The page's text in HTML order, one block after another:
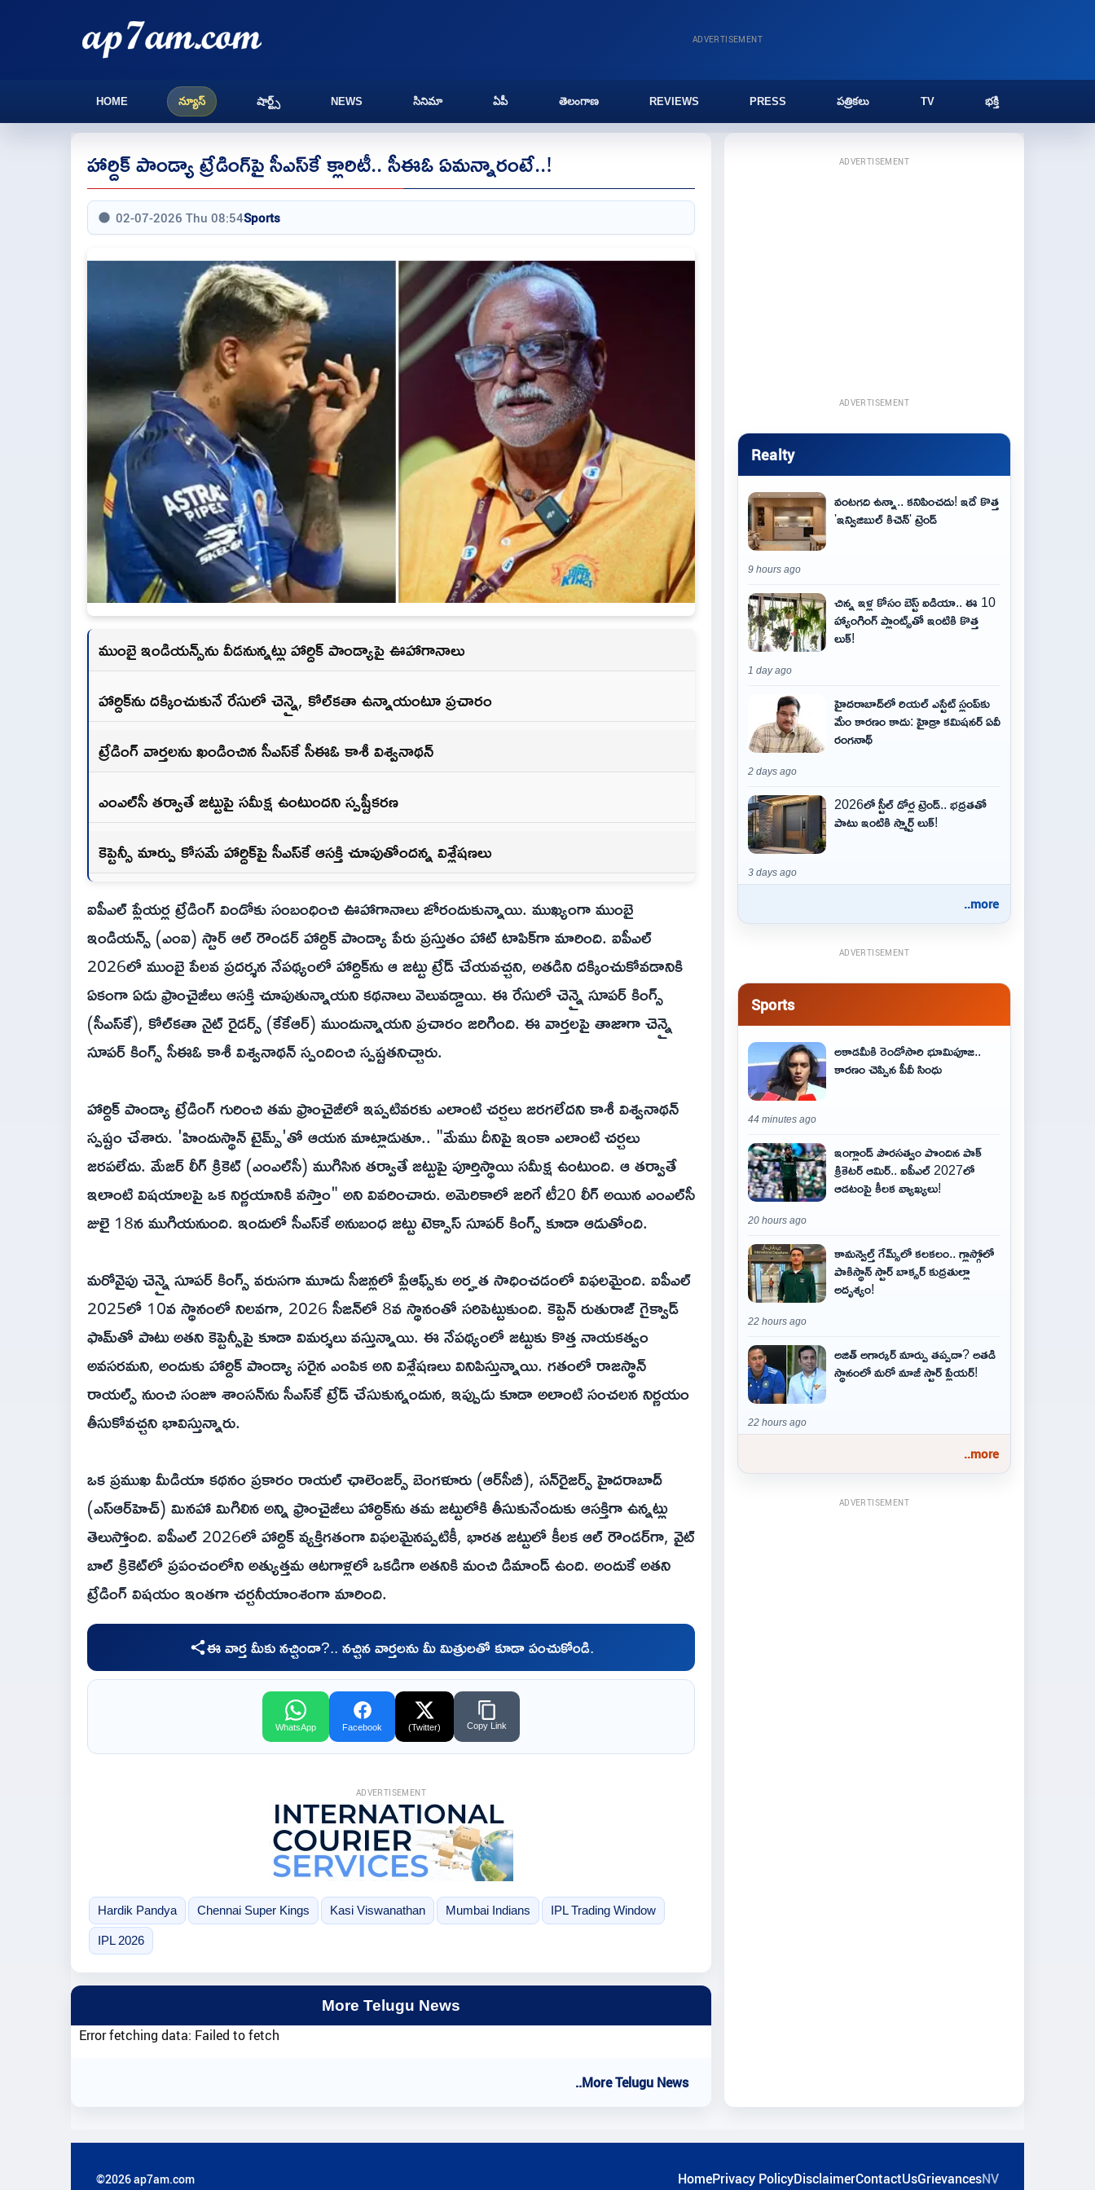
ADVERTISEMENT
HOME న్యూస్ షార్ట్స్ NEWS సినిమా ఏపీ తెలంగాణ REVIEWS PRESS పత్రికలు TV భక్తి
హార్దిక్ పాండ్యా ట్రేడింగ్‌పై సీఎస్‌కే క్లారిటీ.. సీఈఓ ఏమన్నారంటే..!
02-07-2026 Thu 08:54Sports
ముంబై ఇండియన్స్‌ను వీడనున్నట్లు హార్దిక్ పాండ్యాపై ఊహాగానాలు
హార్దిక్‌ను దక్కించుకునే రేసులో చెన్నై, కోల్‌కతా ఉన్నాయంటూ ప్రచారం
ట్రేడింగ్ వార్తలను ఖండించిన సీఎస్‌కే సీఈఓ కాశీ విశ్వనాథన్
ఎంఎల్‌సీ తర్వాతే జట్టుపై సమీక్ష ఉంటుందని స్పష్టీకరణ
కెప్టెన్సీ మార్పు కోసమే హార్దిక్‌పై సీఎస్‌కే ఆసక్తి చూపుతోందన్న విశ్లేషణలు
ఐపీఎల్ ప్లేయర్ల ట్రేడింగ్ విండోకు సంబంధించి ఊహాగానాలు జోరందుకున్నాయి. ముఖ్యంగా ముంబై
ఇండియన్స్ (ఎంఐ) స్టార్ ఆల్ రౌండర్ హార్దిక్ పాండ్యా పేరు ప్రస్తుతం హాట్ టాపిక్‌గా మారింది. ఐపీఎల్
2026లో ముంబై పేలవ ప్రదర్శన నేపథ్యంలో హార్దిక్‌ను ఆ జట్టు ట్రేడ్ చేయవచ్చని, అతడిని దక్కించుకోవడానికి
ఏకంగా ఏడు ఫ్రాంచైజీలు ఆసక్తి చూపుతున్నాయని కథనాలు వెలువడ్డాయి. ఈ రేసులో చెన్నై సూపర్ కింగ్స్
(సీఎస్‌కే), కోల్‌కతా నైట్ రైడర్స్ (కేకేఆర్‌) ముందున్నాయని ప్రచారం జరిగింది. ఈ వార్తలపై తాజాగా చెన్నై
సూపర్ కింగ్స్ సీఈఓ కాశీ విశ్వనాథన్ స్పందించి స్పష్టతనిచ్చారు.
హార్దిక్ పాండ్యా ట్రేడింగ్ గురించి తమ ఫ్రాంచైజీలో ఇప్పటివరకు ఎలాంటి చర్చలు జరగలేదని కాశీ విశ్వనాథన్
స్ప‌ష్టం చేశారు. 'హిందుస్థాన్ టైమ్స్‌'తో ఆయన మాట్లాడుతూ.. "మేము దీనిపై ఇంకా ఎలాంటి చర్చలు
జరపలేదు. మేజర్ లీగ్ క్రికెట్ (ఎంఎల్‌సీ) ముగిసిన తర్వాతే జట్టుపై పూర్తిస్థాయి సమీక్ష ఉంటుంది. ఆ తర్వాతే
ఇలాంటి విషయాలపై ఒక నిర్ణయానికి వస్తాం" అని వివరించారు. అమెరికాలో జరిగే టీ20 లీగ్ అయిన ఎంఎల్‌సీ
జులై 18న ముగియనుంది. ఇందులో సీఎస్‌కే అనుబంధ జట్టు టెక్సాస్ సూపర్ కింగ్స్ కూడా ఆడుతోంది.
మరోవైపు చెన్నై సూపర్ కింగ్స్ వరుసగా మూడు సీజన్లలో ప్లేఆఫ్స్‌కు అర్హత సాధించడంలో విఫలమైంది. ఐపీఎల్
2025లో 10వ స్థానంలో నిలవగా, 2026 సీజన్‌లో 8వ స్థానంతో సరిపెట్టుకుంది. కెప్టెన్ రుతురాజ్ గైక్వాడ్
ఫామ్‌తో పాటు అతని కెప్టెన్సీపై కూడా విమర్శలు వస్తున్నాయి. ఈ నేపథ్యంలో జట్టుకు కొత్త నాయకత్వం
అవసరమని, అందుకు హార్దిక్ పాండ్యా సరైన ఎంపిక అని విశ్లేషణలు వినిపిస్తున్నాయి. గతంలో రాజస్థాన్
రాయల్స్ నుంచి సంజూ శాంసన్‌ను సీఎస్‌కే ట్రేడ్ చేసుకున్నందున, ఇప్పుడు కూడా అలాంటి సంచలన నిర్ణయం
తీసుకోవచ్చని భావిస్తున్నారు.
ఒక ప్రముఖ మీడియా కథనం ప్రకారం రాయల్ ఛాలెంజర్స్ బెంగళూరు (ఆర్‌సీబీ), సన్‌రైజర్స్ హైదరాబాద్
(ఎస్ఆర్‌హెచ్‌) మినహా మిగిలిన అన్ని ఫ్రాంచైజీలు హార్దిక్‌ను తమ జట్టులోకి తీసుకునేందుకు ఆసక్తిగా ఉన్నట్లు
తెలుస్తోంది. ఐపీఎల్ 2026లో హార్దిక్ వ్యక్తిగతంగా విఫలమైనప్పటికీ, భారత జట్టులో కీలక ఆల్ రౌండర్‌గా, వైట్
బాల్ క్రికెట్‌లో ప్రపంచంలోని అత్యుత్తమ ఆటగాళ్లలో ఒకడిగా అతనికి మంచి డిమాండ్ ఉంది. అందుకే అతని
ట్రేడింగ్ విషయం ఇంతగా చర్చనీయాంశంగా మారింది.
ఈ వార్త మీకు నచ్చిందా?.. నచ్చిన వార్తలను మీ మిత్రులతో కూడా పంచుకోండి.
WhatsApp Facebook (Twitter) Copy Link
ADVERTISEMENT
Hardik Pandya Chennai Super Kings Kasi Viswanathan Mumbai Indians IPL Trading Window
IPL 2026
More Telugu News
Error fetching data: Failed to fetch
..More Telugu News
ADVERTISEMENT
ADVERTISEMENT
Realty
వంటగది ఉన్నా.. కనిపించదు! ఇదే కొత్త
'ఇన్విజిబుల్ కిచెన్' ట్రెండ్
9 hours ago
చిన్న ఇళ్ల కోసం బెస్ట్ ఐడియా.. ఈ 10
హ్యాంగింగ్ ప్లాంట్స్‌తో ఇంటికి కొత్త
లుక్!
1 day ago
హైదరాబాద్‌లో రియల్ ఎస్టేట్ స్లంప్‌కు
మేం కారణం కాదు: హైడ్రా కమిషనర్ ఏవీ
రంగనాథ్
2 days ago
2026లో స్టీల్ డోర్ల ట్రెండ్.. భద్రతతో
పాటు ఇంటికి స్మార్ట్ లుక్!
3 days ago
..more
ADVERTISEMENT
Sports
అకాడమీకి రెండోసారి భూమిపూజ..
కారణం చెప్పిన పీవీ సింధు
44 minutes ago
ఇంగ్లాండ్ పౌరసత్వం పొందిన పాక్
క్రికెటర్ ఆమిర్.. ఐపీఎల్ 2027లో
ఆడటంపై కీలక వ్యాఖ్యలు!
20 hours ago
కామన్వెల్త్ గేమ్స్‌లో కలకలం.. గ్లాస్గోలో
పాకిస్థాన్ స్టార్ బాక్సర్ కుద్రతుల్లా
అదృశ్యం!
22 hours ago
అజిత్‌ అగార్కర్‌ మార్పు తప్పదా? అతడి
స్థానంలో మరో మాజీ స్టార్‌ ప్లేయర్‌!
22 hours ago
..more
ADVERTISEMENT
©2026 ap7am.com HomePrivacy PolicyDisclaimerContactUsGrievancesNV